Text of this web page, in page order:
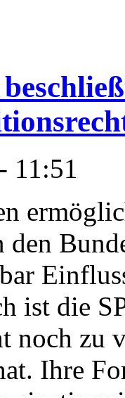
11:51
den
ist die
noch zu
Ihre